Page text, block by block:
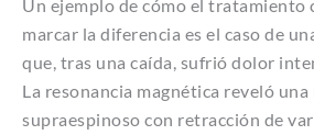
Un ejemplo de cómo el tratamiento
marcar la diferencia es el caso de
que, tras una caída, sufrió dolor
La resonancia magnética reveló
supraespinoso con retracción de